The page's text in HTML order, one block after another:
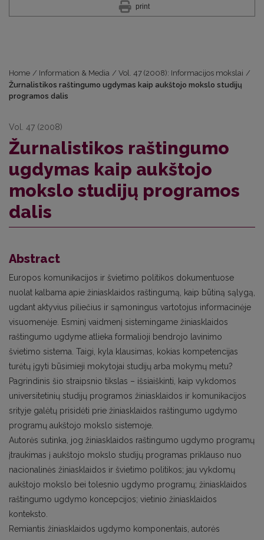
print
Home / Information & Media / Vol. 47 (2008): Informacijos mokslai /
Žurnalistikos raštingumo ugdymas kaip aukštojo mokslo studijų
programos dalis
Vol. 47 (2008)
Žurnalistikos raštingumo
ugdymas kaip aukštojo
mokslo studijų programos
dalis
Abstract
Europos komunikacijos ir švietimo politikos dokumentuose
nuolat kalbama apie žiniasklaidos raštingumą, kaip būtiną sąlygą,
ugdant aktyvius piliečius ir sąmoningus vartotojus informacinėje
visuomenėje. Esminį vaidmenį sistemingame žiniasklaidos
raštingumo ugdyme atlieka formalioji bendrojo lavinimo
švietimo sistema. Taigi, kyla klausimas, kokias kompetencijas
turėtų įgyti būsimieji mokytojai studijų arba mokymų metu?
Pagrindinis šio straipsnio tikslas – išsiaiškinti, kaip vykdomos
universitetinių studijų programos žiniasklaidos ir komunikacijos
srityje galėtų prisidėti prie žiniasklaidos raštingumo ugdymo
programų aukštojo mokslo sistemoje.
Autorės sutinka, jog žiniasklaidos raštingumo ugdymo programų
įtraukimas į aukštojo mokslo studijų programas priklauso nuo
nacionalinės žiniasklaidos ir švietimo politikos; jau vykdomų
aukštojo mokslo bei tolesnio ugdymo programų; žiniasklaidos
raštingumo ugdymo koncepcijos; vietinio žiniasklaidos
konteksto.
Remiantis žiniasklaidos ugdymo komponentais, autorės